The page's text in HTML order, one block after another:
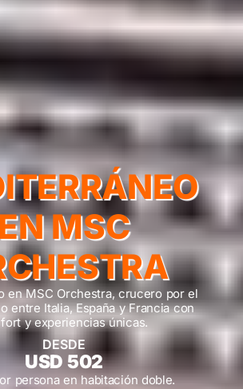
MSC
en MSC Orchestra, crucero por el
entre Italia, España y Francia con
y experiencias únicas.
DESDE
USD 502
persona en habitación doble.